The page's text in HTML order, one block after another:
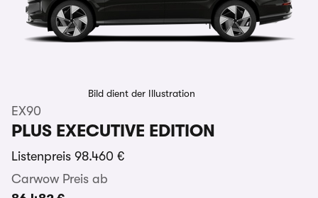
Bild dient der Illustration
EX90
PLUS EXECUTIVE EDITION
Listenpreis 98.460 €
Carwow Preis ab